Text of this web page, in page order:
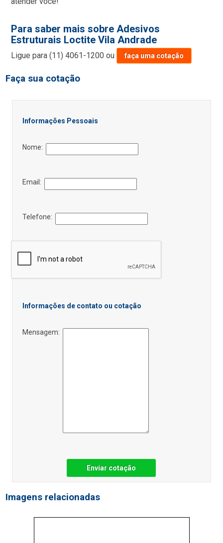
Para saber mais sobre Adesivos
Estruturais Loctite Vila Andrade
Ligue para(11) 4061-1200 ou faça uma cotação
Faça sua cotação
Informações Pessoais
Nome:
Email:
Telefone:
Informações de contato ou cotação
Mensagem:
Enviar cotação
Imagens relacionadas